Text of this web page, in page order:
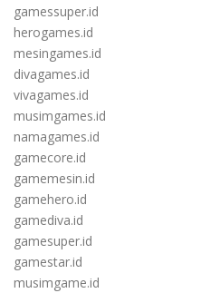
gamessuper.id
herogames.id
mesingames.id
divagames.id
vivagames.id
musimgames.id
namagames.id
gamecore.id
gamemesin.id
gamehero.id
gamediva.id
gamesuper.id
gamestar.id
musimgame.id